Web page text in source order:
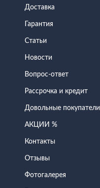
Доставка
Гарантия
Статьи
Новости
Вопрос-ответ
Рассрочка и кредит
Довольные покупатели
АКЦИИ %
Контакты
Отзывы
Фотогалерея